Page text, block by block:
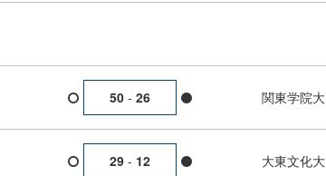
50 - 26 関東学院大
29 - 12 大東文化大